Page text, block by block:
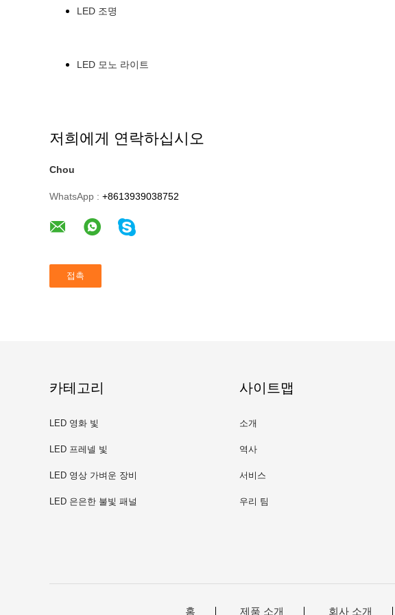
LED 조명
LED 모노 라이트
저희에게 연락하십시오
Chou
WhatsApp : +8613939038752
카테고리
LED 영화 빛
LED 프레넬 빛
LED 영상 가벼운 장비
LED 은은한 불빛 패널
사이트맵
소개
역사
서비스
우리 팀
홈 제품 소개 회사 소개